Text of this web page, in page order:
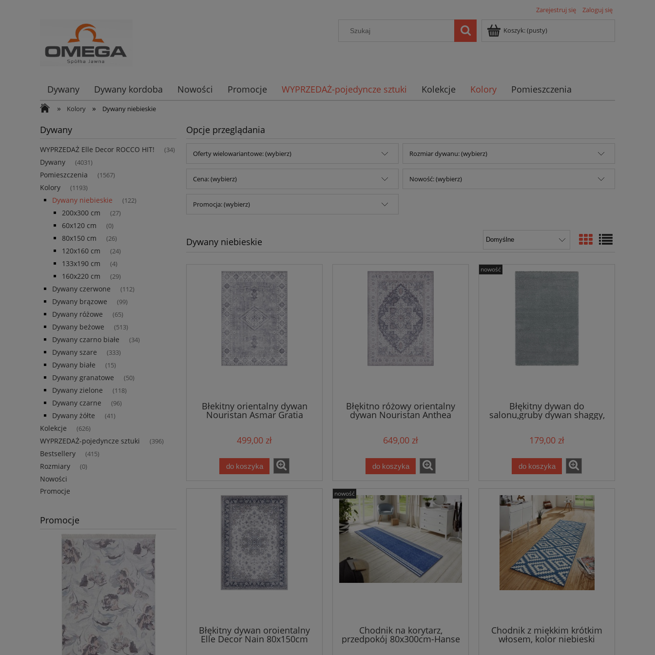
Zarejestruj się Zaloguj się
Koszyk:(pusty)
Dywany Dywany kordoba Nowości Promocje WYPRZEDAŻ-pojedyncze sztuki Kolekcje Kolory Pomieszczenia
» Kolory » Dywany niebieskie
Dywany
WYPRZEDAŻ Elle Decor ROCCO HIT! (34)
Dywany (4031)
Pomieszczenia (1567)
Kolory (1193)
Dywany niebieskie (122)
200x300 cm (27)
60x120 cm (0)
80x150 cm (26)
120x160 cm (24)
133x190 cm (4)
160x220 cm (29)
Dywany czerwone (112)
Dywany brązowe (99)
Dywany różowe (65)
Dywany beżowe (513)
Dywany czarno białe (34)
Dywany szare (333)
Dywany białe (15)
Dywany granatowe (50)
Dywany zielone (118)
Dywany czarne (96)
Dywany żółte (41)
Kolekcje (626)
WYPRZEDAŻ-pojedyncze sztuki (396)
Bestsellery (415)
Rozmiary (0)
Nowości
Promocje
Promocje
Opcje przeglądania
Oferty wielowariantowe: (wybierz) Rozmiar dywanu: (wybierz)
Cena: (wybierz) Nowość: (wybierz)
Promocja: (wybierz)
Dywany niebieskie
Błekitny orientalny dywan
Nouristan Asmar Gratia
499,00 zł
do koszyka
Błękitno różowy orientalny
dywan Nouristan Anthea
649,00 zł
do koszyka
Błękitny dywan do
salonu,gruby dywan shaggy,
Elle Decor wzór 80x150 cm
179,00 zł
do koszyka
nowość
Błękitny dywan oroientalny
Elle Decor Nain 80x150cm
Chodnik na korytarz,
przedpokój 80x300cm-Hanse
Home z krótkim miękkim
nowość
Chodnik z miękkim krótkim
włosem, kolor niebieski